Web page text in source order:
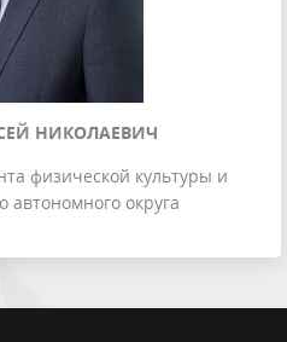
НИКОЛАЕВИЧ
физической культуры и
автономного округа